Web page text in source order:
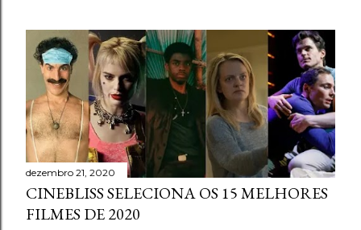
dezembro 21, 2020
CINEBLISS SELECIONA OS 15 MELHORES
FILMES DE 2020